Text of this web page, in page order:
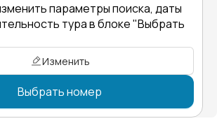
параметры поиска, даты
тура в блоке "Выбрать
Изменить
Выбрать номер